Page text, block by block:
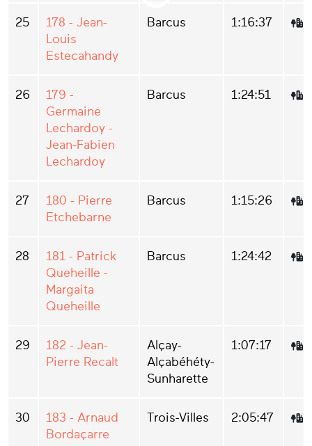
25
178 - Jean-
Louis
Estecahandy
Barcus 1:16:37
26
179 -
Germaine
Lechardoy -
Jean-Fabien
Lechardoy
Barcus 1:24:51
27
180 - Pierre
Etchebarne
Barcus 1:15:26
28
181 - Patrick
Queheille -
Margaita
Queheille
Barcus 1:24:42
29
182 - Jean-
Pierre Recalt
Alçay-
Alçabéhéty-
Sunharette
1:07:17
30
183 - Arnaud
Bordaçarre
Trois-Villes 2:05:47